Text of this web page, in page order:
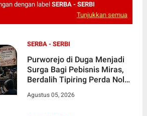
dengan label SERBA - SERBI
Tunjukkan semua
SERBA - SERBI
Purworejo di Duga Menjadi
Surga Bagi Pebisnis Miras,
Berdalih Tipiring Perda Nol
Agustus 05, 2026